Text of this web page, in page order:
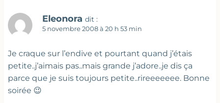
Eleonora dit :
5 novembre 2008 à 20 h 53 min
Je craque sur l’endive et pourtant quand j’étais
petite..j’aimais pas..mais grande j’adore..je dis ça
parce que je suis toujours petite..rireeeeeee. Bonne
soirée 😉